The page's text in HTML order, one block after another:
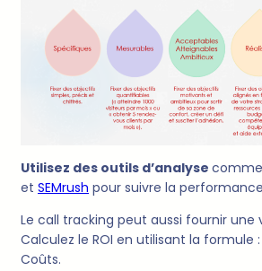
Utilisez des outils d’analyse
et SEMrush pour suivre la
Le call tracking peut aussi fournir une
Calculez le ROI en utilisant la formule
Coûts.